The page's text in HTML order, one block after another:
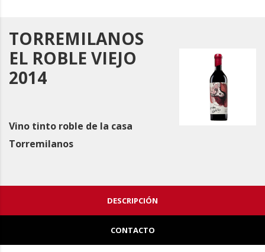
TORREMILANOS
EL ROBLE VIEJO
2014
Vino tinto roble de la casa
Torremilanos
DESCRIPCIÓN
CONTACTO